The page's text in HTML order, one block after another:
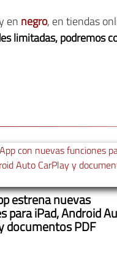
en negro, en tiendas
limitadas, podremos
estrena nuevas
para iPad, Android
documentos PDF